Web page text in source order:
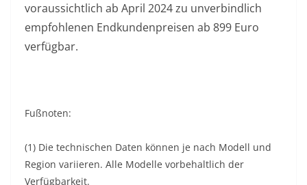
voraussichtlich ab April 2024 zu unverbindlich
empfohlenen Endkundenpreisen ab 899 Euro
verfügbar.
Fußnoten:
(1) Die technischen Daten können je nach Modell und
Region variieren. Alle Modelle vorbehaltlich der
Verfügbarkeit.